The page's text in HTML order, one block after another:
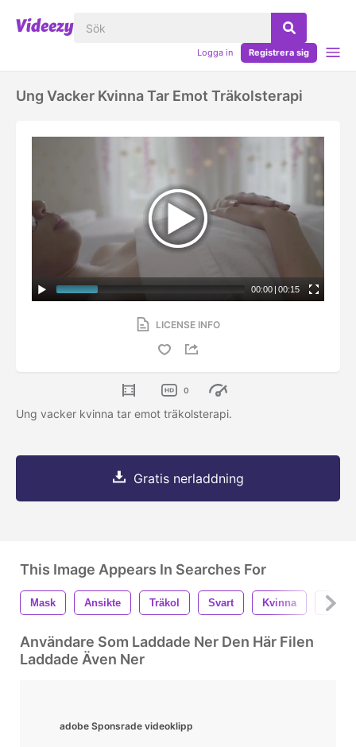
Logga in Registrera sig
Ung Vacker Kvinna Tar Emot Träkolsterapi
00:00 | 00:15
LICENSE INFO
0
Ung vacker kvinna tar emot träkolsterapi.
Gratis nerladdning
This Image Appears In Searches For
Mask Ansikte Träkol Svart Kvinna Flicka
Användare Som Laddade Ner Den Här Filen
Laddade Även Ner
adobe Sponsrade videoklipp